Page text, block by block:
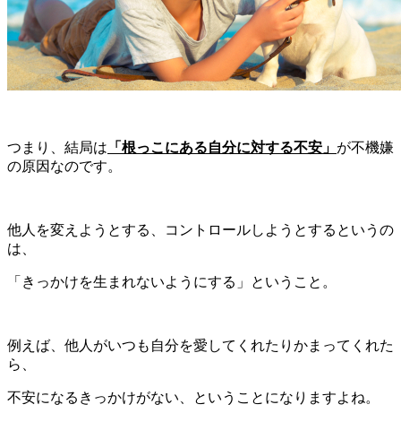
つまり、結局は 「根っこにある自分に対する不安」 が不機嫌
の原因なのです。
他人を変えようとする、コントロールしようとするというの
は、
「きっかけを生まれないようにする」ということ。
例えば、他人がいつも自分を愛してくれたりかまってくれた
ら、
不安になるきっかけがない、ということになりますよね。